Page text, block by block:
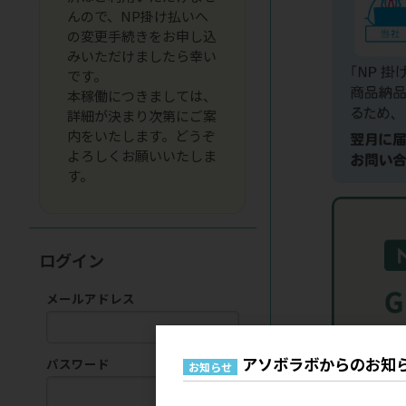
んので、NP掛け払いへ
の変更手続きをお申し込
みいただけましたら幸い
です。
本稼働につきましては、
詳細が決まり次第にご案
内をいたします。どうぞ
よろしくお願いいたしま
す。
ログイン
メールアドレス
パスワード お知らせ アソボラボからのお知